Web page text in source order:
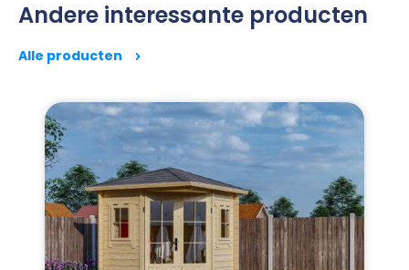
Andere interessante producten
Alle producten